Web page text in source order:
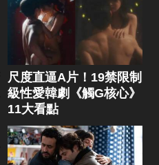
尺度直逼A片！19禁限制
級性愛韓劇《觸G核心》
11大看點